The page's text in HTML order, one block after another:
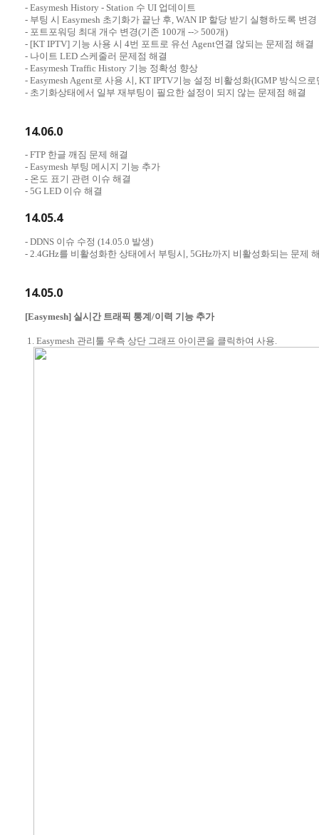
- Easymesh History - Station 수 UI 업데이트
- 부팅 시 Easymesh 초기화가 끝난 후, WAN IP 할당 받기 실행하도록 변경
- 포트포워딩 최대 개수 변경(기존 100개 --> 500개)
- [KT IPTV] 기능 사용 시 4번 포트로 유선 Agent연결 않되는 문제점 해결
- 나이트 LED 스케줄러 문제점 해결
- Easymesh Traffic History 기능 정확성 향상
- Easymesh Agent로 사용 시, KT IPTV기능 설정 비활성화(IGMP 방식으로
- 초기화상태에서 일부 재부팅이 필요한 설정이 되지 않는 문제점 해결
14.06.0
- FTP 한글 깨짐 문제 해결
- Easymesh 부팅 메시지 기능 추가
- 온도 표기 관련 이슈 해결
- 5G LED 이슈 해결
14.05.4
- DDNS 이슈 수정 (14.05.0 발생)
- 2.4GHz를 비활성화한 상태에서 부팅시, 5GHz까지 비활성화되는 문제
14.05.0
[Easymesh] 실시간 트래픽 통계/이력 기능 추가
1. Easymesh 관리툴 우측 상단 그래프 아이콘을 클릭하여 사용.